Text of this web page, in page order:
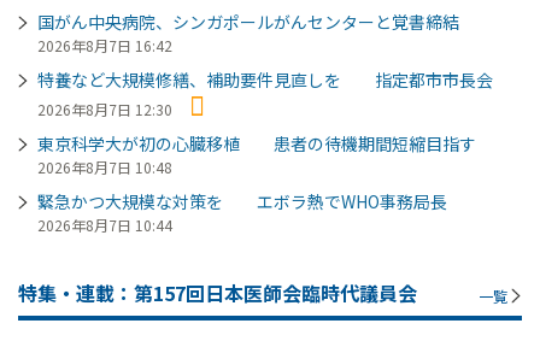
国がん中央病院、シンガポールがんセンターと覚書締結
2026年8月7日 16:42
特養など大規模修繕、補助要件見直しを 指定都市市長会
2026年8月7日 12:30
東京科学大が初の心臓移植 患者の待機期間短縮目指す
2026年8月7日 10:48
緊急かつ大規模な対策を エボラ熱でWHO事務局長
2026年8月7日 10:44
特集・連載：第157回日本医師会臨時代議員会 一覧